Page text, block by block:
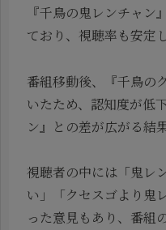
『千鳥の鬼レンチャ
ており、視聴率も安定
番組移動後、『千鳥の
いたため、認知度が低
ン』との差が広がる結果
視聴者の中には「鬼レ
い」「クセスゴより鬼
った意見もあり、番組